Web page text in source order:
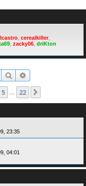
cerealkiller,
zacky06 driKton
Buscar
5 22
23:35
04:01